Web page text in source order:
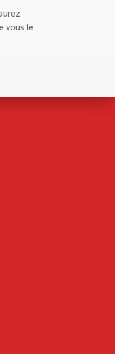
vous le